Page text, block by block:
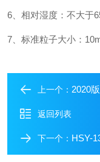
6、相对湿度：不大于
7、标准粒子大小：
上一个： 2020
返回列表
下一个： HSY-